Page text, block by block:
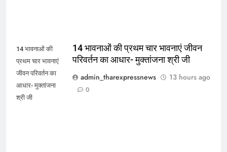
14 भावनाओं की
प्रथम चार भावनाएं
जीवन परिवर्तन का
आधार- मुक्तांजना
श्री जी
14 भावनाओं की प्रथम चार भावनाएं जीवन
परिवर्तन का आधार- मुक्तांजना श्री जी
admin_tharexpressnews
13 hours ago
0